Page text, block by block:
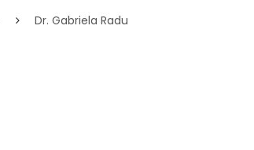
Dr. Gabriela Radu